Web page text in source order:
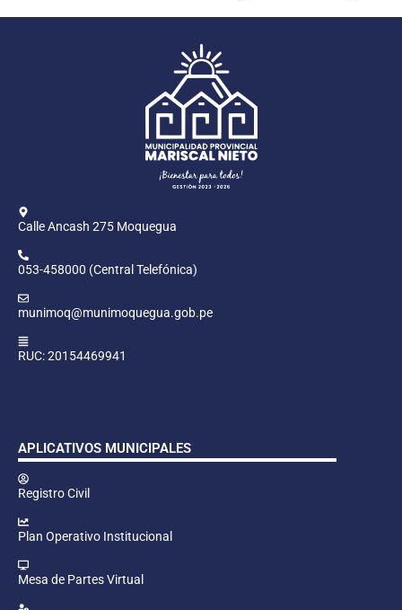
Calle Ancash 275 Moquegua
053-458000 (Central Telefónica)
munimoq@munimoquegua.gob.pe
RUC: 20154469941
APLICATIVOS MUNICIPALES
Registro Civil
Plan Operativo Institucional
Mesa de Partes Virtual